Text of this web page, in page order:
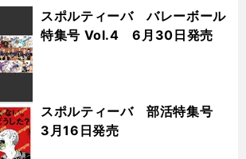
スポルティーバ バレーボール
特集号 Vol.4 6月30日発売
スポルティーバ 部活特集号
3月16日発売